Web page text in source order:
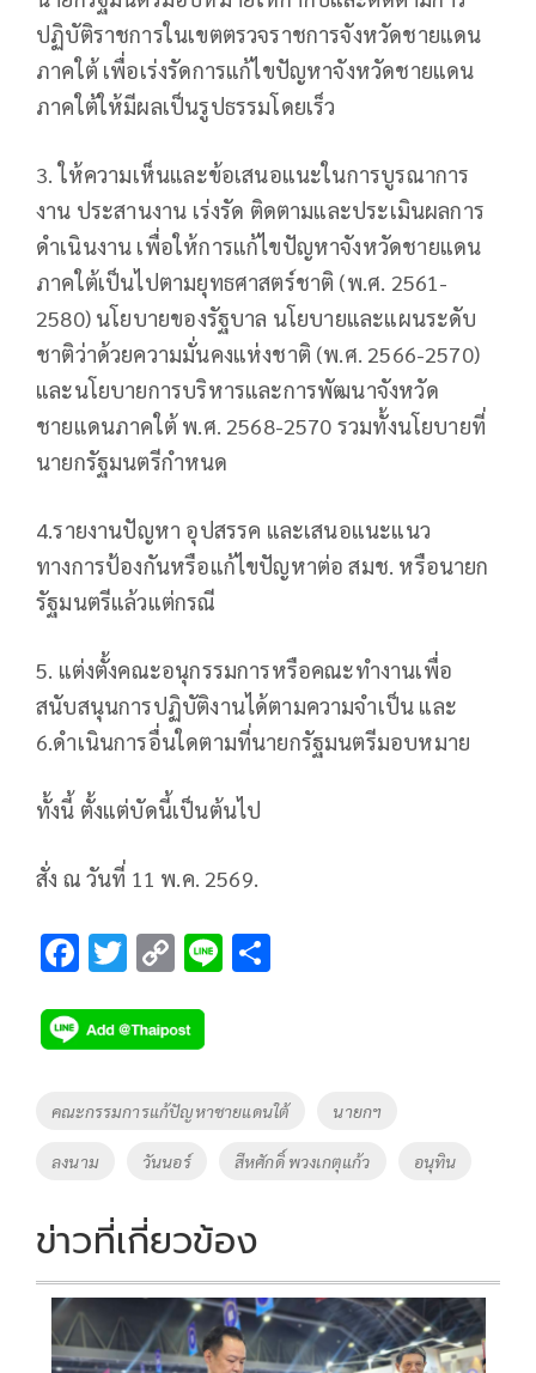
ปฏิบัติราชการในเขตตรวจราชการจังหวัดชายแดน
ภาคใต้ เพื่อเร่งรัดการแก้ไขปัญหาจังหวัดชายแดน
ภาคใต้ให้มีผลเป็นรูปธรรมโดยเร็ว
3. ให้ความเห็นและข้อเสนอแนะในการบูรณาการ
งาน ประสานงาน เร่งรัด ติดตามและประเมินผลการ
ดำเนินงาน เพื่อให้การแก้ไขปัญหาจังหวัดชายแดน
ภาคใต้เป็นไปตามยุทธศาสตร์ชาติ (พ.ศ. 2561-
2580) นโยบายของรัฐบาล นโยบายและแผนระดับ
ชาติว่าด้วยความมั่นคงแห่งชาติ (พ.ศ. 2566-2570)
และนโยบายการบริหารและการพัฒนาจังหวัด
ชายแดนภาคใต้ พ.ศ. 2568-2570 รวมทั้งนโยบายที่
นายกรัฐมนตรีกำหนด
4.รายงานปัญหา อุปสรรค และเสนอแนะแนว
ทางการป้องกันหรือแก้ไขปัญหาต่อ สมช. หรือนายก
รัฐมนตรีแล้วแต่กรณี
5. แต่งตั้งคณะอนุกรรมการหรือคณะทำงานเพื่อ
สนับสนุนการปฏิบัติงานได้ตามความจำเป็น และ
6.ดำเนินการอื่นใดตามที่นายกรัฐมนตรีมอบหมาย
ทั้งนี้ ตั้งแต่บัดนี้เป็นต้นไป
สั่ง ณ วันที่ 11 พ.ค. 2569.
F
e
b
o
k
T
tt
er
C
p
y
Li
n
k
Li
Tags
คณะกรรมการแก้ปัญหาชายแดนใต้ นายกฯ
ลงนาม วันนอร์ สีหศักดิ์ พวงเกตุแก้ว อนุทิน
ข่าวที่เกี่ยวข้อง